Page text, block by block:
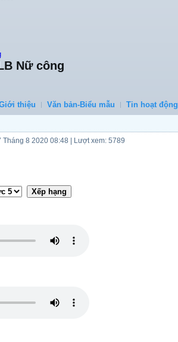
Nữ công
thiệu Văn bản-Biểu mẫu Tin hoạt động
8 2020 08:48 | Lượt xem: 5789